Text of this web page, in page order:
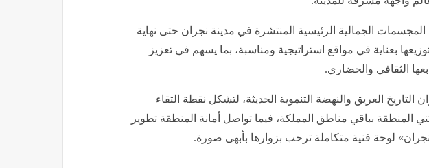
الجمالية الرئيسية المنتشرة في مدينة نجران حتى نهاية
جرى توزيعها بعناية في مواقع استراتيجية ومناسبة، بما يسهم في تعزيز
الثقافي والحضاري.
العريق والنهضة التنموية الحديثة، لتشكل نقطة التقاء
المنطقة بباقي مناطق المملكة، فيما تواصل أمانة المنطقة تطوير
نجران» لوحة فنية متكاملة ترحب بزوارها بأبهى صورة.